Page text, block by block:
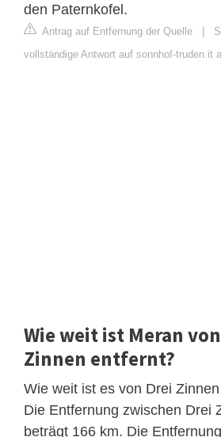
den Paternkofel.
Antrag auf Entfernung der Quelle |
vollständige Antwort auf sonnhof-truden.it
Wie weit ist Meran
Zinnen entfernt?
Wie weit ist es von Drei
Die Entfernung zwischen Drei
beträgt 166 km. Die